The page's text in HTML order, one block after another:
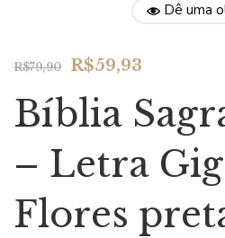
Dê uma
R$79,90
Original
was:
R$59,93
is:
R$59,93.
Bíblia
– Letra
Flores